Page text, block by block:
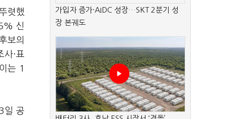
렷했
신
보의
사·표
는 1
일 공
가입자 증가·AIDC 성장…SKT 2분기 성
장 본궤도